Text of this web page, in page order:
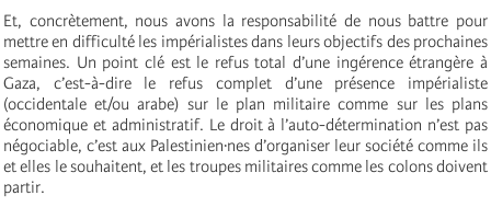
Et, concrètement, nous avons la responsabilité de nous battre pour
mettre en difficulté les impérialistes dans leurs objectifs des prochaines
semaines. Un point clé est le refus total d’une ingérence étrangère à
Gaza, c’est-à-dire le refus complet d’une présence impérialiste
(occidentale et/ou arabe) sur le plan militaire comme sur les plans
économique et administratif. Le droit à l’auto-détermination n’est pas
négociable, c’est aux Palestinien·nes d’organiser leur société comme ils
et elles le souhaitent, et les troupes militaires comme les colons doivent
partir.